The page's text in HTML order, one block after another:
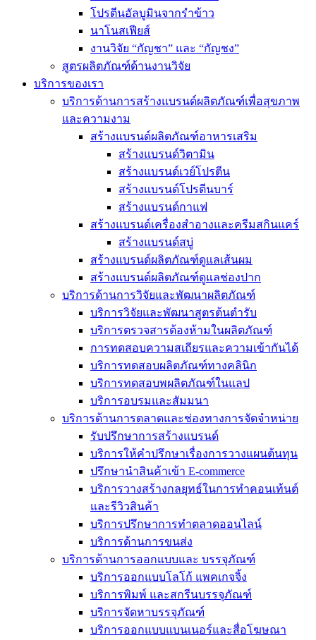
โปรตีนอัลบูมินจากรำข้าว
นาโนสเฟียส์
งานวิจัย “กัญชา” และ “กัญชง”
สูตรผลิตภัณฑ์ด้านงานวิจัย
บริการของเรา
บริการด้านการสร้างแบรนด์ผลิตภัณฑ์เพื่อสุขภาพ
และความงาม
สร้างแบรนด์ผลิตภัณฑ์อาหารเสริม
สร้างแบรนด์วิตามิน
สร้างแบรนด์เวย์โปรตีน
สร้างแบรนด์โปรตีนบาร์
สร้างแบรนด์กาแฟ
สร้างแบรนด์เครื่องสำอางและครีมสกินแคร์
สร้างแบรนด์สบู่
สร้างแบรนด์ผลิตภัณฑ์ดูแลเส้นผม
สร้างแบรนด์ผลิตภัณฑ์ดูแลช่องปาก
บริการด้านการวิจัยและพัฒนาผลิตภัณฑ์
บริการวิจัยและพัฒนาสูตรต้นตำรับ
บริการตรวจสารต้องห้ามในผลิตภัณฑ์
การทดสอบความสเถียรและความเข้ากันได้
บริการทดสอบผลิตภัณฑ์ทางคลินิก
บริการทดสอบพผลิตภัณฑ์ในแลป
บริการอบรมและสัมมนา
บริการด้านการตลาดและช่องทางการจัดจำหน่าย
รับปรึกษาการสร้างแบรนด์
บริการให้คำปรึกษาเรื่องการวางแผนต้นทุน
ปรึกษานำสินค้าเข้า E-commerce
บริการวางสร้างกลยุทธ์ในการทำคอนเท้นต์
และรีวิวสินค้า
บริการปรึกษาการทำตลาดออนไลน์
บริการด้านการขนส่ง
บริการด้านการออกแบบและ บรรจุภัณฑ์
บริการออกแบบโลโก้ แพคเกจจิ้ง
บริการพิมพ์ และสกรีนบรรจุภัณฑ์
บริการจัดหาบรรจุภัณฑ์
บริการออกแบบแบนเนอร์และสื่อโฆษณา